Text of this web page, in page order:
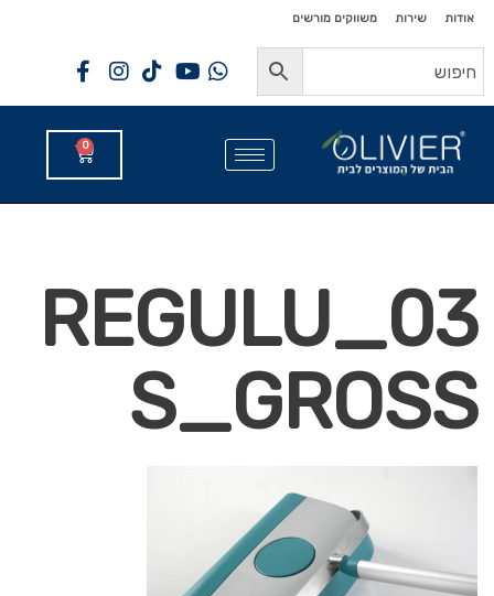
לתוכן
לתוכן
אודות שירות משווקים מורשים
0
03_REGULU
S_GROSS